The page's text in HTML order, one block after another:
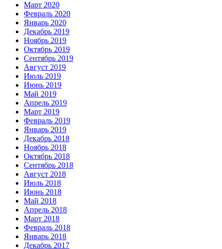
Март 2020
Февраль 2020
Январь 2020
Декабрь 2019
Ноябрь 2019
Октябрь 2019
Сентябрь 2019
Август 2019
Июль 2019
Июнь 2019
Май 2019
Апрель 2019
Март 2019
Февраль 2019
Январь 2019
Декабрь 2018
Ноябрь 2018
Октябрь 2018
Сентябрь 2018
Август 2018
Июль 2018
Июнь 2018
Май 2018
Апрель 2018
Март 2018
Февраль 2018
Январь 2018
Декабрь 2017